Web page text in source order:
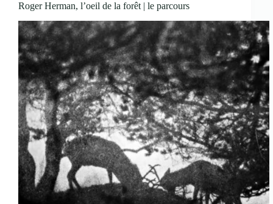
Roger Herman, l’oeil de la forêt | le parcours